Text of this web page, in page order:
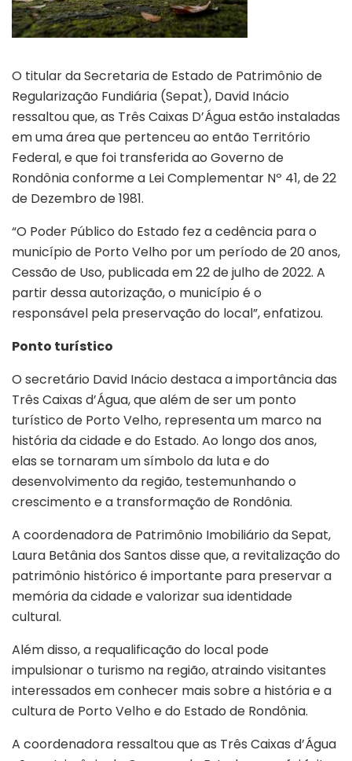
O titular da Secretaria de Estado de Patrimônio de
Regularização Fundiária (Sepat), David Inácio
ressaltou que, as Três Caixas D’Água estão instaladas
em uma área que pertenceu ao então Território
Federal, e que foi transferida ao Governo de
Rondônia conforme a Lei Complementar Nº 41, de 22
de Dezembro de 1981.
“O Poder Público do Estado fez a cedência para o
município de Porto Velho por um período de 20 anos,
Cessão de Uso, publicada em 22 de julho de 2022. A
partir dessa autorização, o município é o
responsável pela preservação do local”, enfatizou.
Ponto turístico
O secretário David Inácio destaca a importância das
Três Caixas d’Água, que além de ser um ponto
turístico de Porto Velho, representa um marco na
história da cidade e do Estado. Ao longo dos anos,
elas se tornaram um símbolo da luta e do
desenvolvimento da região, testemunhando o
crescimento e a transformação de Rondônia.
A coordenadora de Patrimônio Imobiliário da Sepat,
Laura Betânia dos Santos disse que, a revitalização do
patrimônio histórico é importante para preservar a
memória da cidade e valorizar sua identidade
cultural.
Além disso, a requalificação do local pode
impulsionar o turismo na região, atraindo visitantes
interessados em conhecer mais sobre a história e a
cultura de Porto Velho e do Estado de Rondônia.
A coordenadora ressaltou que as Três Caixas d’Água